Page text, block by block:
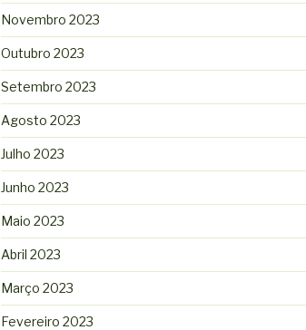
Novembro 2023
Outubro 2023
Setembro 2023
Agosto 2023
Julho 2023
Junho 2023
Maio 2023
Abril 2023
Março 2023
Fevereiro 2023